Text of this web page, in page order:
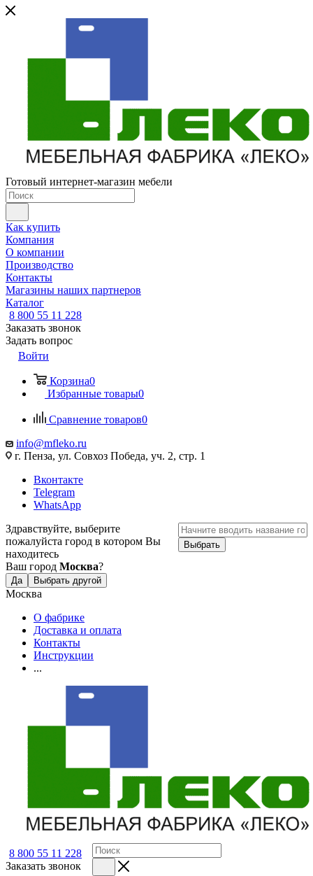
Готовый интернет-магазин мебели
Как купить
Компания
О компании
Производство
Контакты
Магазины наших партнеров
Каталог
8 800 55 11 228
Заказать звонок
Задать вопрос
Войти
Корзина0
Избранные товары0
Сравнение товаров0
info@mfleko.ru
г. Пенза, ул. Совхоз Победа, уч. 2, стр. 1
Вконтакте
Telegram
WhatsApp
Здравствуйте, выберите
пожалуйста город в котором Вы
находитесь
Ваш город Москва?
Да Выбрать другой
Выбрать
Москва
О фабрике
Доставка и оплата
Контакты
Инструкции
...
8 800 55 11 228
Заказать звонок